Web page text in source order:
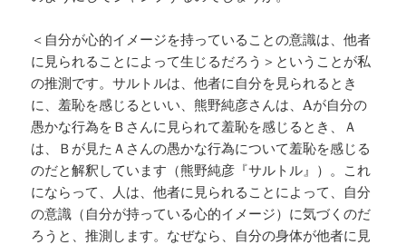
＜自分が心的イメージを持っていることの意識は、他者
に見られることによって生じるだろう＞ということが私
の推測です。サルトルは、他者に自分を見られるとき
に、羞恥を感じるといい、熊野純彦さんは、Aが自分の
愚かな行為をＢさんに見られて羞恥を感じるとき、Ａ
は、Ｂが見たＡさんの愚かな行為について羞恥を感じる
のだと解釈しています（熊野純彦『サルトル』）。これ
にならって、人は、他者に見られることによって、自分
の意識（自分が持っている心的イメージ）に気づくのだ
ろうと、推測します。なぜなら、自分の身体が他者に見